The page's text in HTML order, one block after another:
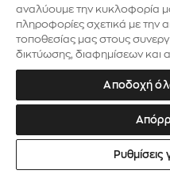
Ρομποτική
αναλύουμε την κυκλοφορία
πληροφορίες σχετικά με την
τοποθεσίας μας στους
δικτύωσης, διαφημίσεων και
Αποδοχή